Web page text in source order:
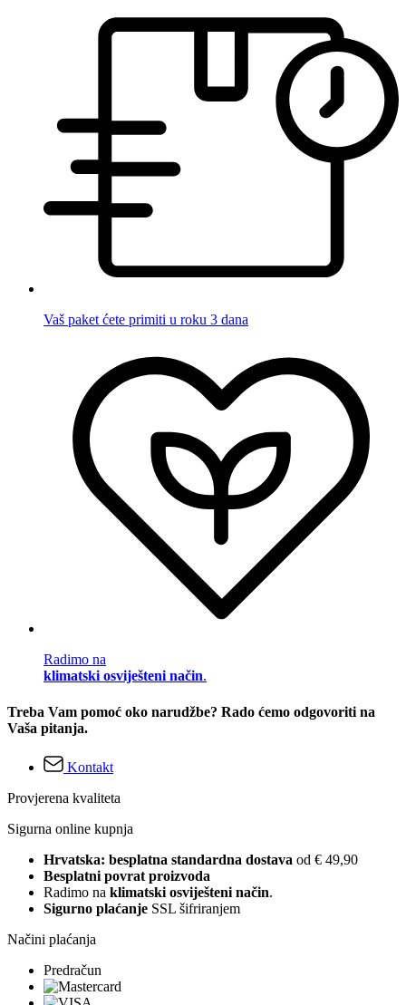
Vaš paket ćete primiti u roku 3 dana
Radimo na
klimatski osviješteni način.
Treba Vam pomoć oko narudžbe? Rado ćemo odgovoriti na
Vaša pitanja.
Kontakt
Provjerena kvaliteta
Sigurna online kupnja
Hrvatska: besplatna standardna dostava od € 49,90
Besplatni povrat proizvoda
Radimo na klimatski osviješteni način.
Sigurno plaćanje SSL šifriranjem
Načini plaćanja
Predračun